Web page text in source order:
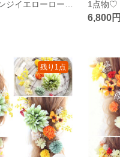
6,800円
残り1点